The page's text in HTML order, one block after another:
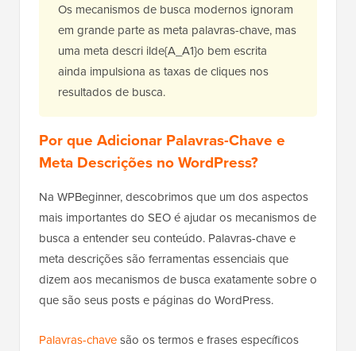
Os mecanismos de busca modernos ignoram
em grande parte as meta palavras-chave, mas
uma meta descri ilde{A_A1}o bem escrita
ainda impulsiona as taxas de cliques nos
resultados de busca.
Por que Adicionar Palavras-Chave e
Meta Descrições no WordPress?
Na WPBeginner, descobrimos que um dos aspectos
mais importantes do SEO é ajudar os mecanismos de
busca a entender seu conteúdo. Palavras-chave e
meta descrições são ferramentas essenciais que
dizem aos mecanismos de busca exatamente sobre o
que são seus posts e páginas do WordPress.
Palavras-chavesão os termos e frases específicos